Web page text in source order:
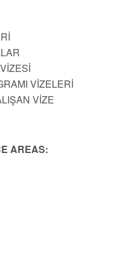
VİZELERİ
VİZE
AREAS: